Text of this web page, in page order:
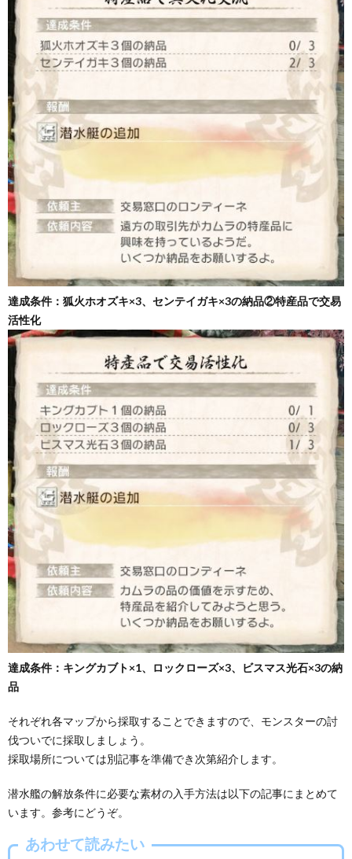
達成条件：狐火ホオズキ×3、センテイガキ×3の納品②特産品で交易
活性化
達成条件：キングカブト×1、ロックローズ×3、ビスマス光石×3の納
品
それぞれ各マップから採取することできますので、モンスターの討
伐ついでに採取しましょう。
採取場所については別記事を準備でき次第紹介します。
潜水艦の解放条件に必要な素材の入手方法は以下の記事にまとめて
います。参考にどうぞ。
あわせて読みたい